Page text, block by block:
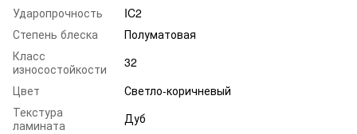
Ударопрочность
IC2
Степень блеска
Полуматовая
Класс
износостойкости
32
Цвет
Светло-коричневый
Текстура
ламината
Дуб